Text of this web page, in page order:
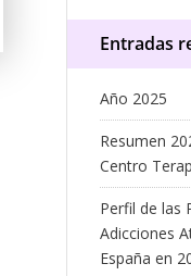
Entradas
Año 2025
Resumen
Centro
Perfil de las
Adicciones
España en